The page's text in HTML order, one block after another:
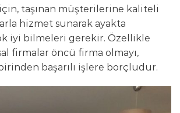
için, taşınan müşterilerine kaliteli
hizmet sunarak ayakta
iyi bilmeleri gerekir. Özellikle
firmalar öncü firma olmayı,
başarılı işlere borçludur.